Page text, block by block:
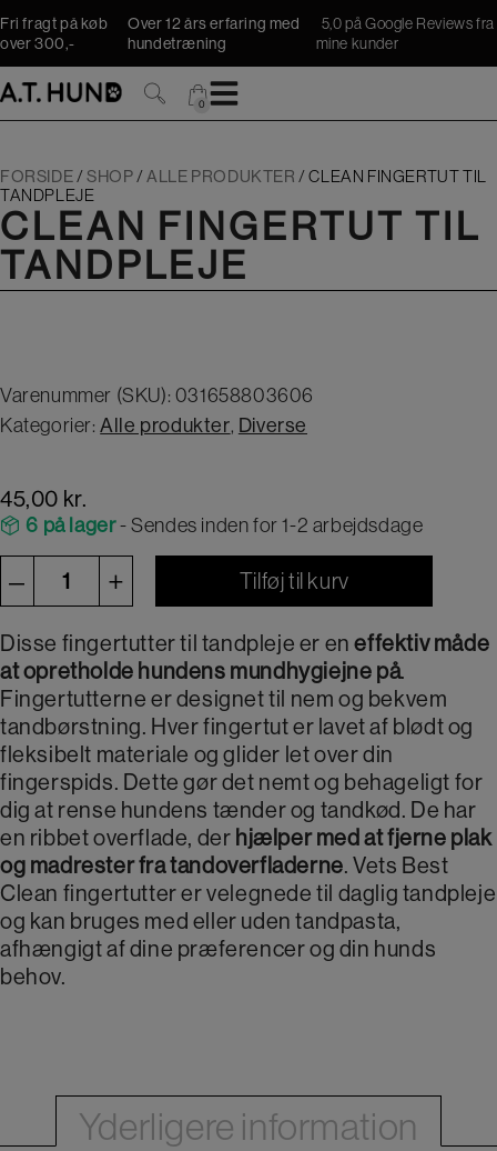
Hop
til
indholdet
Fri fragt på køb
over 300,-
Over 12 års erfaring med
hundetræning
5,0 på Google Reviews fra
mine kunder
0
0
FORSIDE/SHOP/ALLE PRODUKTER /CLEAN FINGERTUT TIL
TANDPLEJE
CLEAN FINGERTUT TIL
TANDPLEJE
Varenummer (SKU): 031658803606
Kategorier:Alle produkter, Diverse
45,00 kr.
6 på lager- Sendes inden for 1-2 arbejdsdage
–
fingertut
til
tandpleje
antal
+ Tilføj til kurv
Disse fingertutter til tandpleje er eneffektiv måde
at opretholde hundens mundhygiejne på.
Fingertutterne er designet til nem og bekvem
tandbørstning. Hver fingertut er lavet af blødt og
fleksibelt materiale og glider let over din
fingerspids. Dette gør det nemt og behageligt for
dig at rense hundens tænder og tandkød. De har
en ribbet overflade, der hjælper med at fjerne plak
og madrester fra tandoverfladerne. Vets Best
Clean fingertutter er velegnede til daglig tandpleje
og kan bruges med eller uden tandpasta,
afhængigt af dine præferencer og din hunds
behov.
Yderligere information